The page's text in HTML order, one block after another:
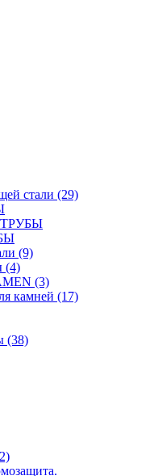
стали (29)
(9)
(4)
(3)
камней (17)
(38)